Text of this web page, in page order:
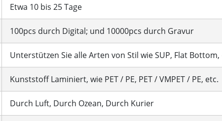
Etwa 10 bis 25 Tage
100pcs durch Digital; und 10000pcs durch Gravur
Unterstützen Sie alle Arten von Stil wie SUP, Flat Bottom,
Kunststoff Laminiert, wie PET / PE, PET / VMPET / PE, etc.
Durch Luft, Durch Ozean, Durch Kurier